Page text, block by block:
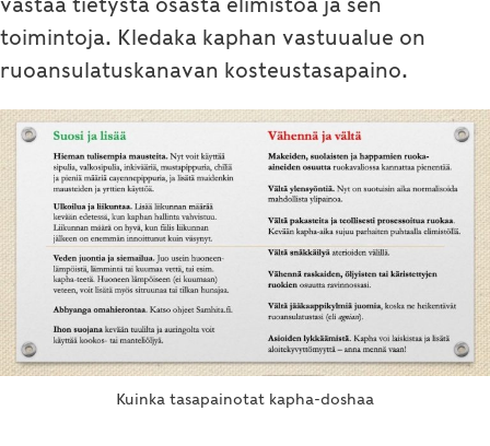
toimintoja. Kledaka kaphan vastuualue on
ruoansulatuskanavan kosteustasapaino.
Kuinka tasapainotat kapha-doshaa